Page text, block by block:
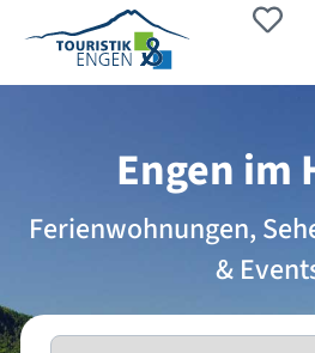
Engen im
Ferienwohnungen,
&